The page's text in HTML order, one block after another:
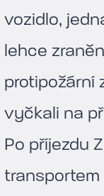
vozidlo,
lehce
protipožární
vyčkali na
Po příjezdu
transportem